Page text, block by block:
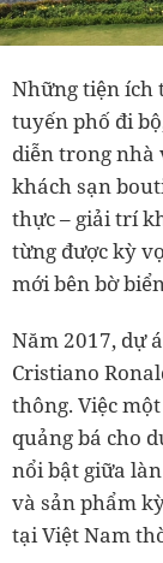
Những tiện ích
tuyến phố đi
diễn trong nhà
khách sạn
thực – giải trí
từng được kỳ
mới bên bờ
Năm 2017, dự
Cristiano
thông. Việc
quảng bá cho
nổi bật giữa
và sản phẩm
tại Việt Nam